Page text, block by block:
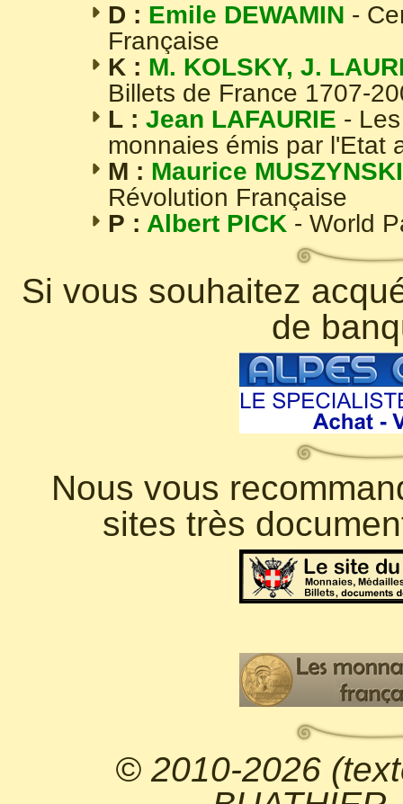
D : Emile DEWAMIN -
Française
K : M. KOLSKY, J.
Billets de France 1707-
L : Jean LAFAURIE -
monnaies émis par l'Etat
M : Maurice MUSZYNSKI
Révolution Française
P : Albert PICK - World
Si vous souhaitez
de
Nous vous
sites très
© 2010-2026